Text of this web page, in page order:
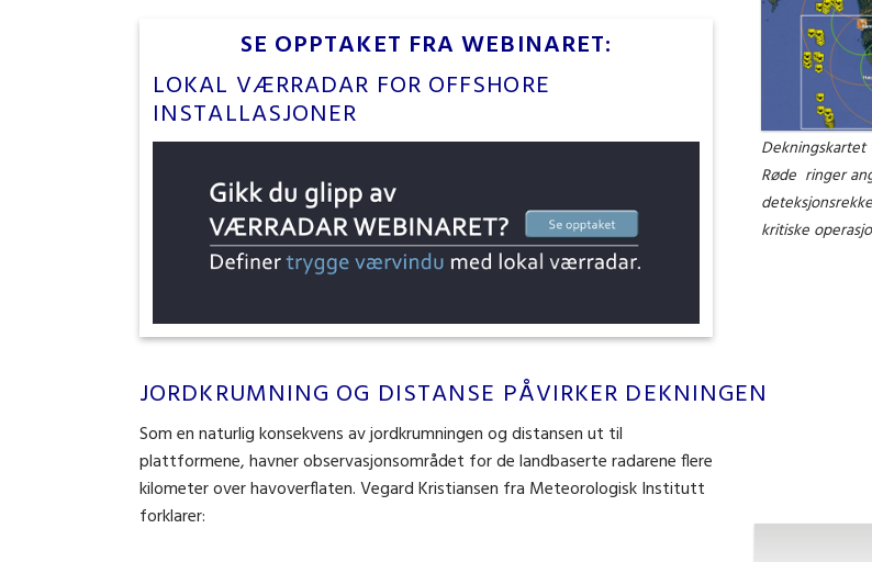
SE OPPTAKET FRA WEBINARET:
LOKAL VÆRRADAR FOR OFFSHORE
INSTALLASJONER
Dekningskartet
Røde ringer
kritiske
JORDKRUMNING OG DISTANSE PÅVIRKER DEKNINGEN
Som en naturlig konsekvens av jordkrumningen og distansen ut til
plattformene, havner observasjonsområdet for de landbaserte radarene flere
kilometer over havoverflaten. Vegard Kristiansen fra Meteorologisk Institutt
forklarer: